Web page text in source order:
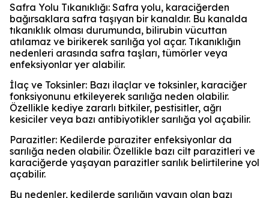
Safra Yolu Tıkanıklığı: Safra yolu, karaciğerden
bağırsaklara safra taşıyan bir kanaldır. Bu kanalda
tıkanıklık olması durumunda, bilirubin vücuttan
atılamaz ve birikerek sarılığa yol açar. Tıkanıklığın
nedenleri arasında safra taşları, tümörler veya
enfeksiyonlar yer alabilir.
İlaç ve Toksinler: Bazı ilaçlar ve toksinler, karaciğer
fonksiyonunu etkileyerek sarılığa neden olabilir.
Özellikle kediye zararlı bitkiler, pestisitler, ağrı
kesiciler veya bazı antibiyotikler sarılığa yol açabilir.
Parazitler: Kedilerde paraziter enfeksiyonlar da
sarılığa neden olabilir. Özellikle bazı cilt parazitleri ve
karaciğerde yaşayan parazitler sarılık belirtilerine yol
açabilir.
Bu nedenler, kedilerde sarılığın yaygın olan bazı